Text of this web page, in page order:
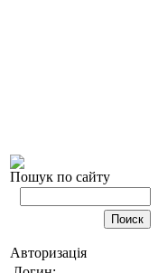
Пошук по сайту
Авторизація